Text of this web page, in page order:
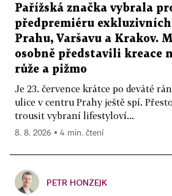
Pařížská značka vybrala
předpremiéru
Prahu, Varšavu a Krakov.
osobně představili kreace
růže a pižmo
Je 23. července krátce po deváté
ulice v centru Prahy ještě spí.
trousit vybraní lifestyloví...
8. 8. 2026 ▪ 4 min. čtení
PETR HONZEJK